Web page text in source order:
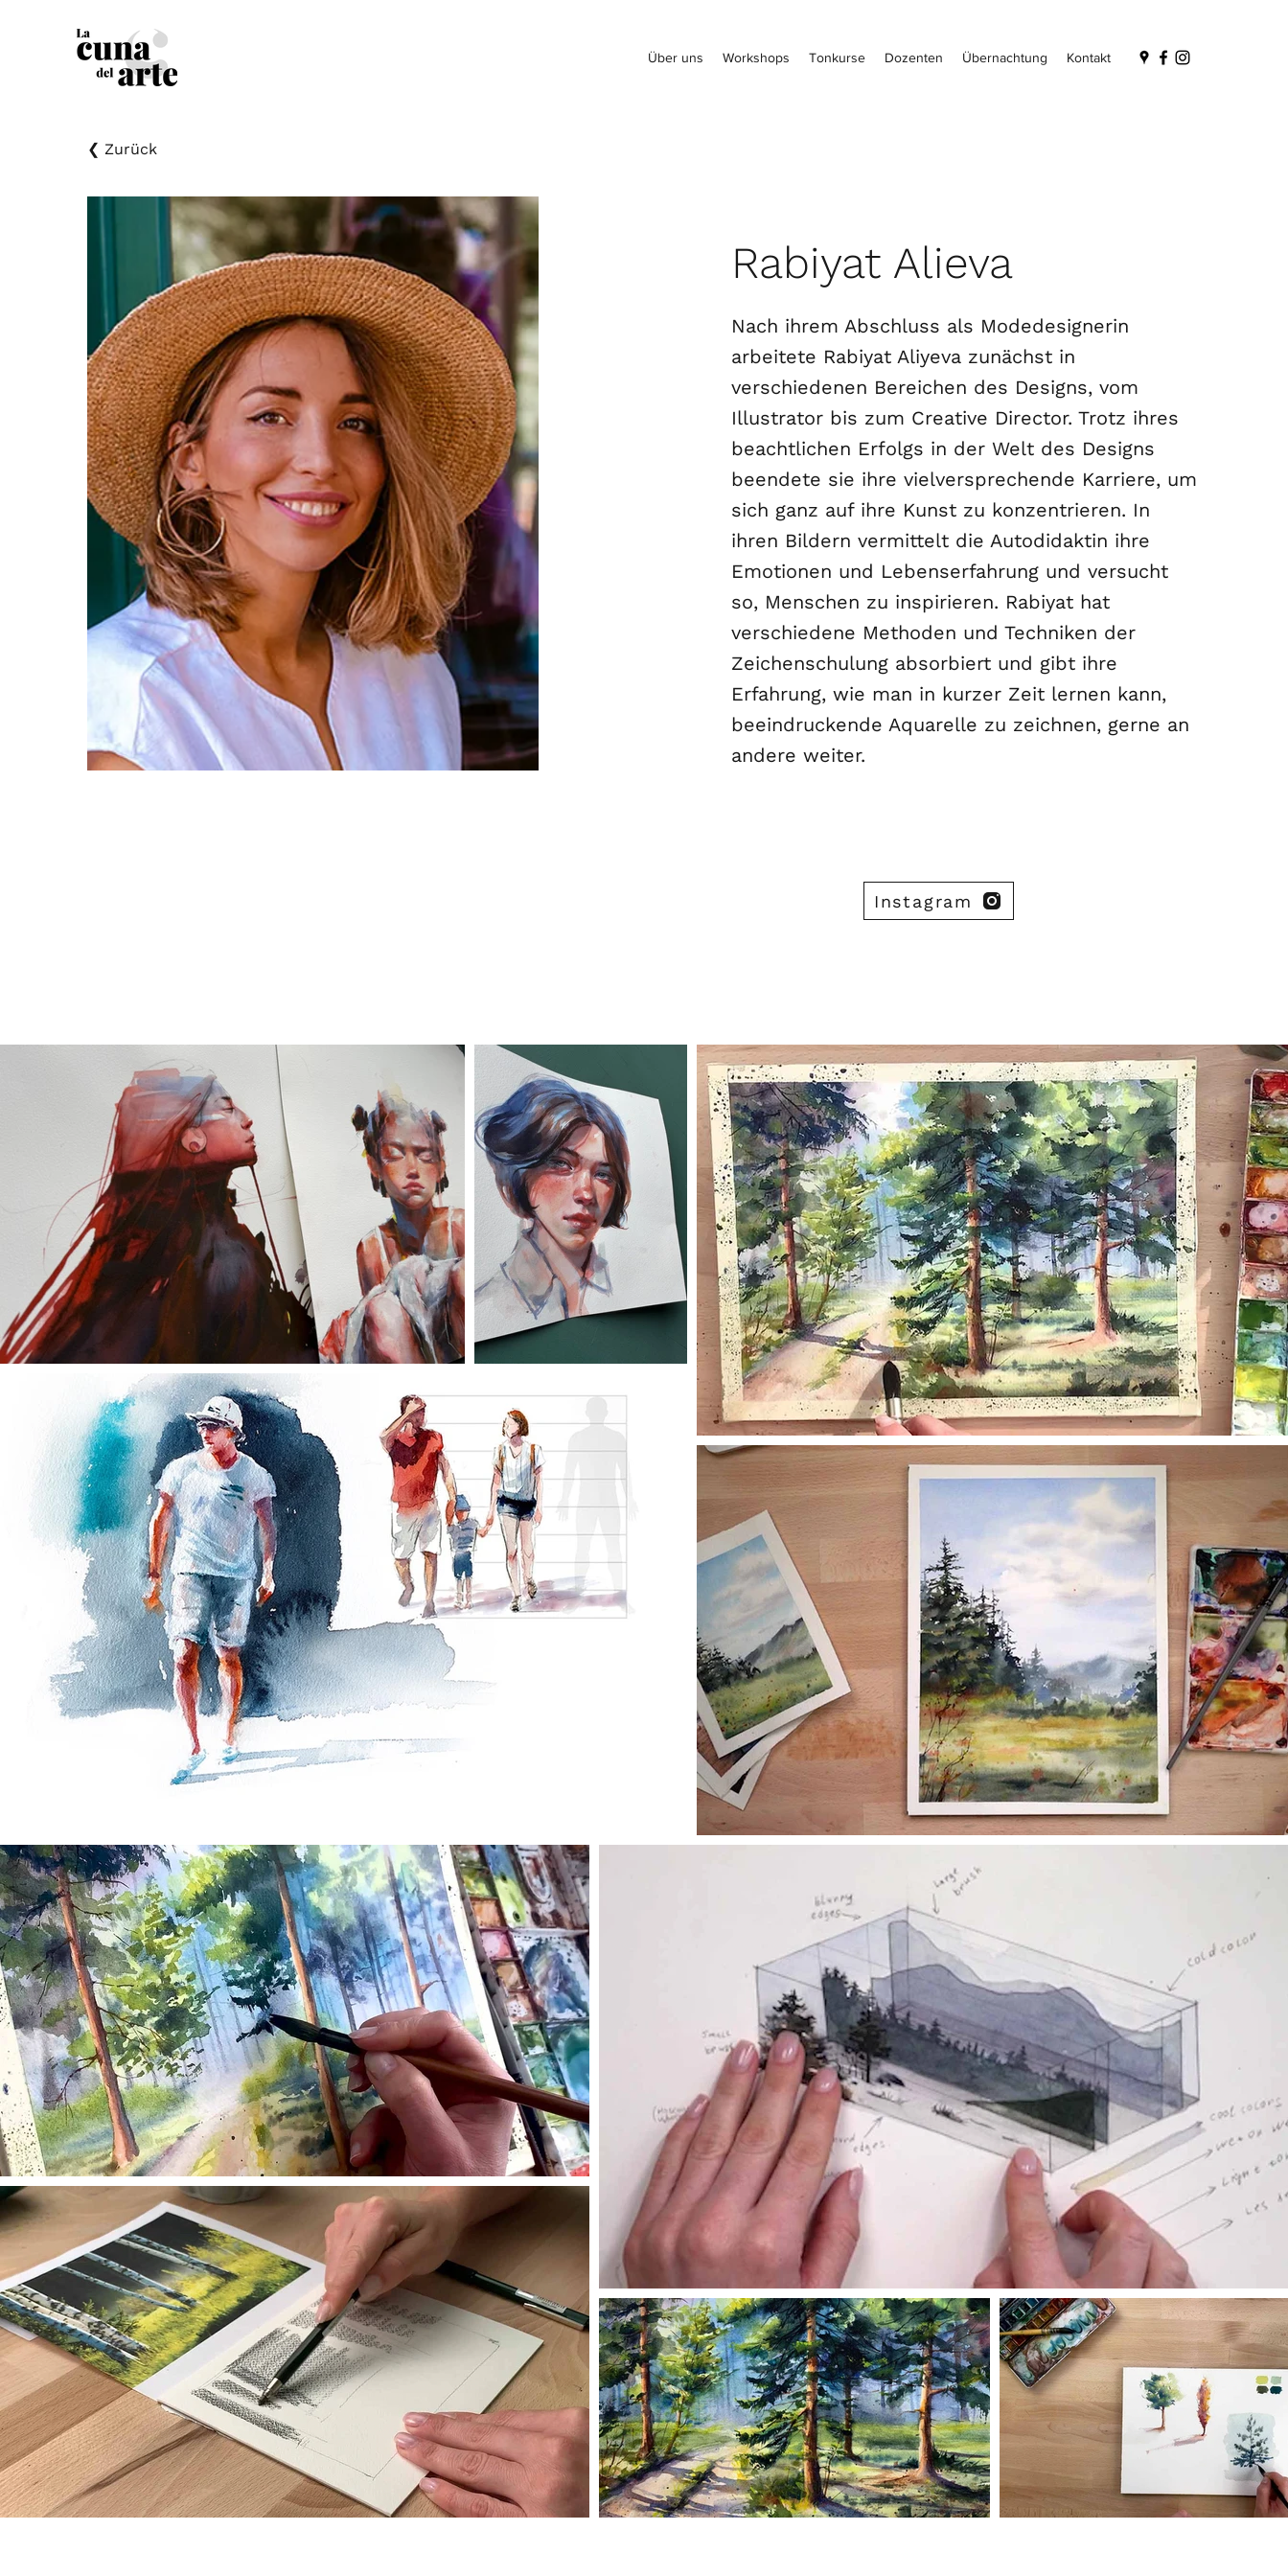
Über uns Workshops Tonkurse Dozenten Übernachtung Kontakt
❮ Zurück
Rabiyat Alieva
Nach ihrem Abschluss als Modedesignerin
arbeitete Rabiyat Aliyeva zunächst in
verschiedenen Bereichen des Designs, vom
Illustrator bis zum Creative Director. Trotz ihres
beachtlichen Erfolgs in der Welt des Designs
beendete sie ihre vielversprechende Karriere, um
sich ganz auf ihre Kunst zu konzentrieren. In
ihren Bildern vermittelt die Autodidaktin ihre
Emotionen und Lebenserfahrung und versucht
so, Menschen zu inspirieren. Rabiyat hat
verschiedene Methoden und Techniken der
Zeichenschulung absorbiert und gibt ihre
Erfahrung, wie man in kurzer Zeit lernen kann,
beeindruckende Aquarelle zu zeichnen, gerne an
andere weiter.
Instagram